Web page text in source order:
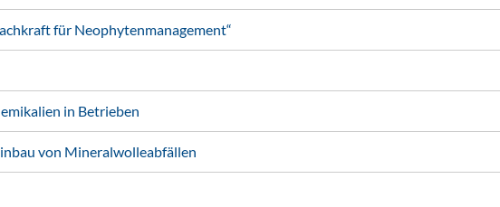
für Neophytenmanagement“
in Betrieben
von Mineralwolleabfällen